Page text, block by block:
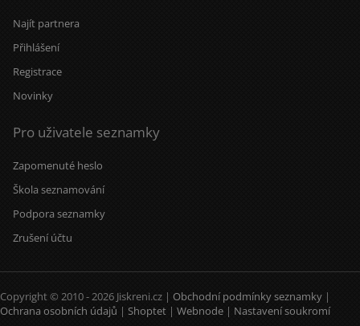
Najít partnera
Přihlášení
Registrace
Novinky
Pro uživatele seznamky
Zapomenuté heslo
Škola seznamování
Podpora seznamky
Zrušení účtu
Copyright © 2010 - 2026 Jiskreni.cz | Obchodní podmínky seznamky |
Ochrana osobních údajů | Shoptet | Webnode | Nastavení soukromí